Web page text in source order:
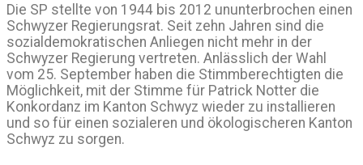
Die SP stellte von 1944 bis 2012 ununterbrochen einen
Schwyzer Regierungsrat. Seit zehn Jahren sind die
sozialdemokratischen Anliegen nicht mehr in der
Schwyzer Regierung vertreten. Anlässlich der Wahl
vom 25. September haben die Stimmberechtigten die
Möglichkeit, mit der Stimme für Patrick Notter die
Konkordanz im Kanton Schwyz wieder zu installieren
und so für einen sozialeren und ökologischeren Kanton
Schwyz zu sorgen.